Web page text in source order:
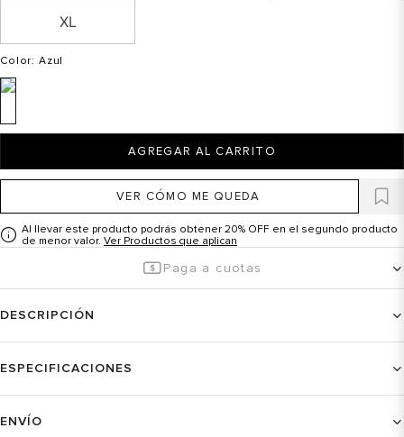
XL
Color: Azul
AGREGAR AL CARRITO
VER CÓMO ME QUEDA
Al llevar este producto podrás obtener 20% OFF en el segundo producto
de menor valor. Ver Productos que aplican
Paga a cuotas
DESCRIPCIÓN
ESPECIFICACIONES
ENVÍO